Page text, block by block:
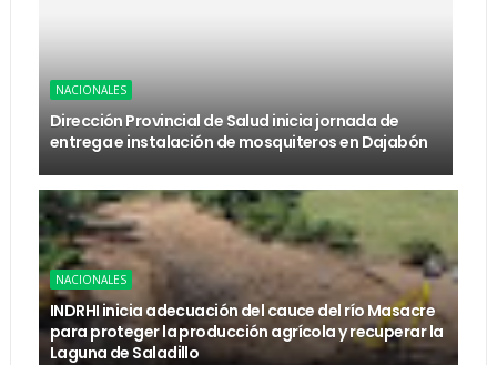
NACIONALES
Dirección Provincial de Salud inicia jornada de
entrega e instalación de mosquiteros en Dajabón
NACIONALES
INDRHI inicia adecuación del cauce del río Masacre
para proteger la producción agrícola y recuperar la
Laguna de Saladillo